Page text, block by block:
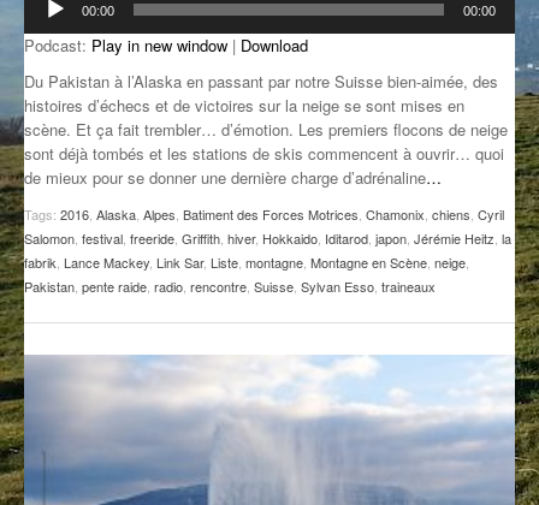
IL ÉTAIT UNE FOIS
L’ASTUCE DE LA PORTE EN BOIS
LA FABRIK POÉTIK
LA MINUTE LITTÉRAIRE
LA SOUTERRAINE
MUSIQUE DES ANTIPODES
NOS ANCIENS
THEME FORCE
audio
00:00 00:00
Podcast: Play in new window | Download
Du Pakistan à l’Alaska en passant par notre Suisse bien-aimée, des
histoires d’échecs et de victoires sur la neige se sont mises en
scène. Et ça fait trembler… d’émotion. Les premiers flocons de neige
sont déjà tombés et les stations de skis commencent à ouvrir… quoi
de mieux pour se donner une dernière charge d’adrénaline…
Tags: 2016 Alaska Alpes Batiment des Forces Motrices Chamonix chiens Cyril
Salomon festival freeride Griffith hiver, Hokkaido Iditarod japon Jérémie Heitz la
fabrik Lance Mackey Link Sar, Liste montagne Montagne en Scène neige
Pakistan pente raide radio rencontre Suisse Sylvan Esso traineaux